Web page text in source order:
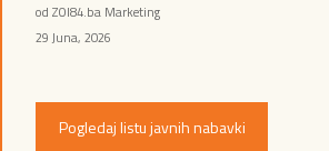
od ZOI84.ba Marketing
29 Juna, 2026
Pogledaj listu javnih nabavki